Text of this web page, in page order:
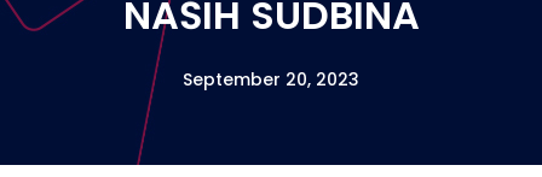
NAŠIH SUDBINA
September 20, 2023